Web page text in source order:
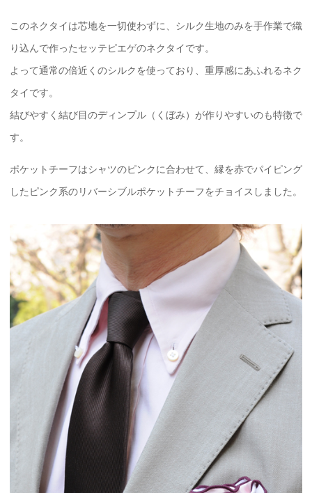
このネクタイは芯地を一切使わずに、シルク生地のみを手作業で織
り込んで作ったセッテピエゲのネクタイです。
よって通常の倍近くのシルクを使っており、重厚感にあふれるネク
タイです。
結びやすく結び目のディンプル（くぼみ）が作りやすいのも特徴で
す。
ポケットチーフはシャツのピンクに合わせて、縁を赤でパイピング
したピンク系のリバーシブルポケットチーフをチョイスしました。